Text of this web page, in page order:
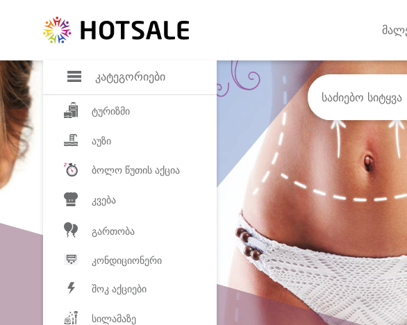
კატეგორიები
ტურიზმი
აუზი
ბოლო წუთის აქცია
კვება
გართობა
კონდიციონერი
შოკ აქციები
სილამაზე
შეიძინე